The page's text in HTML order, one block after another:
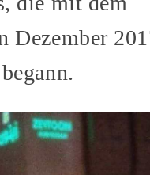
Dezember